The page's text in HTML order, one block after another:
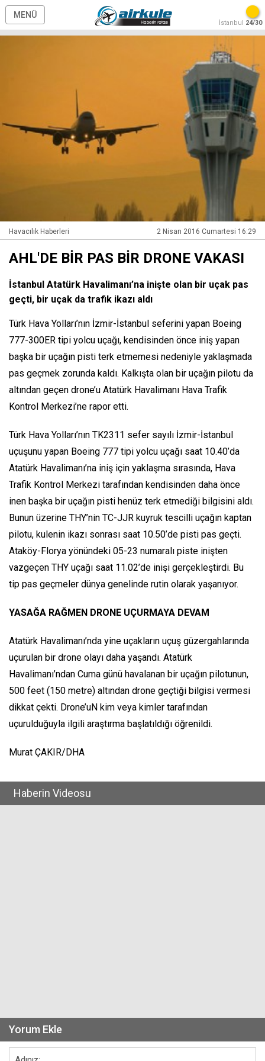
MENÜ
İstanbul 24/30
Havacılık Haberleri 2 Nisan 2016 Cumartesi 16:29
AHL'DE BİR PAS BİR DRONE VAKASI
İstanbul Atatürk Havalimanı’na inişte olan bir uçak pas
geçti, bir uçak da trafik ikazı aldı
Türk Hava Yolları’nın İzmir-İstanbul seferini yapan Boeing
777-300ER tipi yolcu uçağı, kendisinden önce iniş yapan
başka bir uçağın pisti terk etmemesi nedeniyle yaklaşmada
pas geçmek zorunda kaldı. Kalkışta olan bir uçağın pilotu da
altından geçen drone’u Atatürk Havalimanı Hava Trafik
Kontrol Merkezi’ne rapor etti.
Türk Hava Yolları’nın TK2311 sefer sayılı İzmir-İstanbul
uçuşunu yapan Boeing 777 tipi yolcu uçağı saat 10.40’da
Atatürk Havalimanı’na iniş için yaklaşma sırasında, Hava
Trafik Kontrol Merkezi tarafından kendisinden daha önce
inen başka bir uçağın pisti henüz terk etmediği bilgisini aldı.
Bunun üzerine THY’nin TC-JJR kuyruk tescilli uçağın kaptan
pilotu, kulenin ikazı sonrası saat 10.50’de pisti pas geçti.
Ataköy-Florya yönündeki 05-23 numaralı piste inişten
vazgeçen THY uçağı saat 11.02’de inişi gerçekleştirdi. Bu
tip pas geçmeler dünya genelinde rutin olarak yaşanıyor.
YASAĞA RAĞMEN DRONE UÇURMAYA DEVAM
Atatürk Havalimanı’nda yine uçakların uçuş güzergahlarında
uçurulan bir drone olayı daha yaşandı. Atatürk
Havalimanı’ndan Cuma günü havalanan bir uçağın pilotunun,
500 feet (150 metre) altından drone geçtiği bilgisi vermesi
dikkat çekti. Drone’uN kim veya kimler tarafından
uçurulduğuyla ilgili araştırma başlatıldığı öğrenildi.
Murat ÇAKIR/DHA
Haberin Videosu
Yorum Ekle